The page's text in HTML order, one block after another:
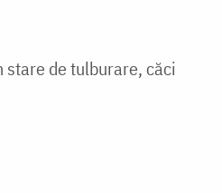
de tulburare, căci